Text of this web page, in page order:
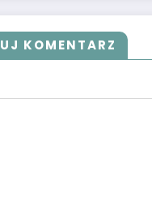
KOMENTARZ